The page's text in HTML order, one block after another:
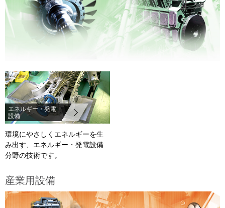
エネルギー・発電
設備
環境にやさしくエネルギーを生
み出す、エネルギー・発電設備
分野の技術です。
産業用設備